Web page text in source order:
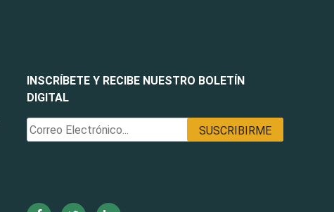
INSCRÍBETE Y RECIBE NUESTRO BOLETÍN
DIGITAL